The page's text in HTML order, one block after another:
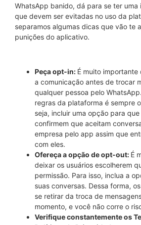
WhatsApp banido, dá para se ter uma
que devem ser evitadas no uso da
separamos algumas dicas que vão te
punições do aplicativo.
Peça opt-in: É muito
a comunicação antes de trocar
qualquer pessoa pelo
regras da plataforma é sempre
seja, incluir uma opção para
confirmem que aceitam
empresa pelo app assim que
com eles.
Ofereça a opção de opt-out: É
deixar os usuários escolherem
permissão. Para isso, inclua a
suas conversas. Dessa forma,
se retirar da troca de
momento, e você não corre o
Verifique constantemente os